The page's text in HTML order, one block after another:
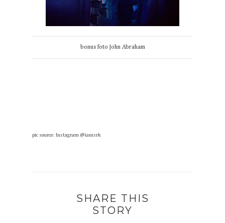
bonus foto John Abraham
pic source: Instagram @iamsrk
SHARE THIS
STORY